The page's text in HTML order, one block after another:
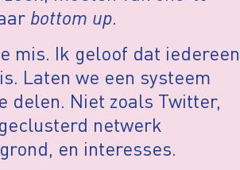
bottom up.
mis. Ik geloof dat iedereen
Laten we een systeem
delen. Niet zoals Twitter,
netwerk
en interesses.